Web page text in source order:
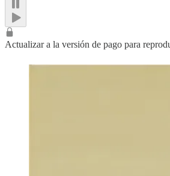
Actualizar a la versión de pago para